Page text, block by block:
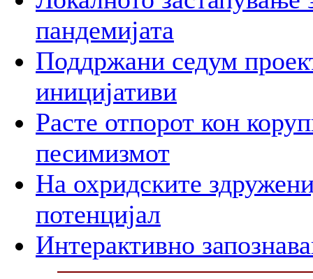
пандемијата
Поддржани седум
иницијативи
Расте отпорот кон
песимизмот
На охридските
потенцијал
Интерактивно